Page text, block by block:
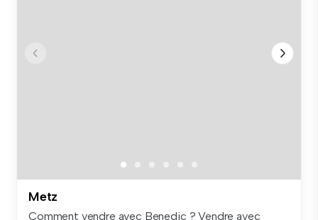
Metz
Comment vendre avec Benedic ? Vendre avec